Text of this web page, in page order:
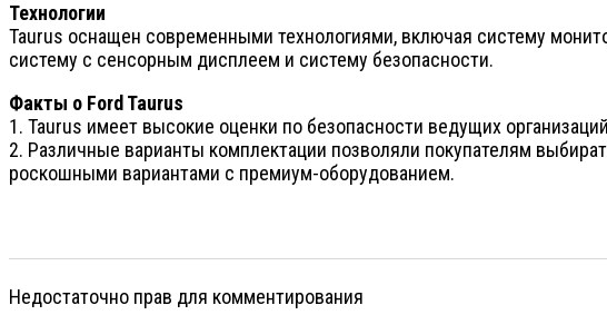
Технологии
Taurus оснащен современными технологиями, включая систему
систему с сенсорным дисплеем и систему безопасности.
Факты о Ford Taurus
1. Taurus имеет высокие оценки по безопасности ведущих
2. Различные варианты комплектации позволяли покупателям
роскошными вариантами с премиум-оборудованием.
Недостаточно прав для комментирования